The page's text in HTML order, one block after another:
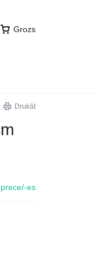
Grozs
Drukāt
es